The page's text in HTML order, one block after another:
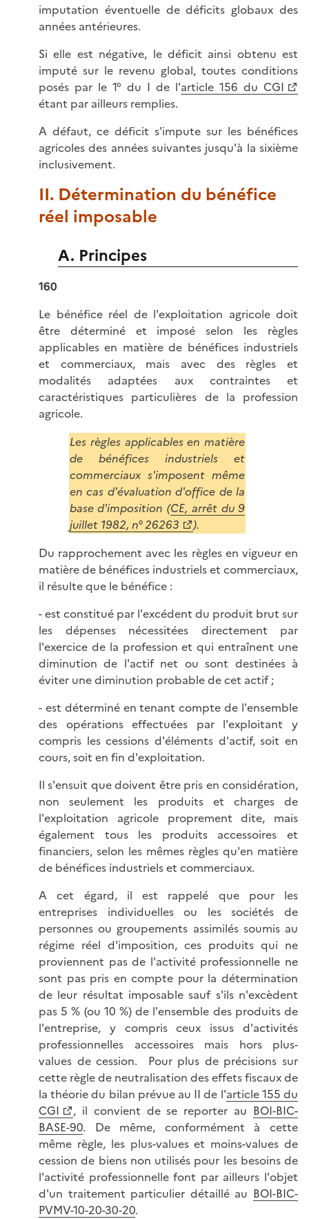
imputation éventuelle de déficits globaux des
années antérieures.
Si elle est négative, le déficit ainsi obtenu est
imputé sur le revenu global, toutes conditions
posés par le 1° du I de l'article 156 du CGI
étant par ailleurs remplies.
A défaut, ce déficit s'impute sur les bénéfices
agricoles des années suivantes jusqu'à la sixième
inclusivement.
II. Détermination du bénéfice
réel imposable
A. Principes
160
Le bénéfice réel de l'exploitation agricole doit
être déterminé et imposé selon les règles
applicables en matière de bénéfices industriels
et commerciaux, mais avec des règles et
modalités adaptées aux contraintes et
caractéristiques particulières de la profession
agricole.
Les règles applicables en matière
de bénéfices industriels et
commerciaux s'imposent même
en cas d'évaluation d'office de la
base d'imposition (CE, arrêt du 9
juillet 1982, n° 26263
).
Du rapprochement avec les règles en vigueur en
matière de bénéfices industriels et commerciaux,
il résulte que le bénéfice :
- est constitué par l'excédent du produit brut sur
les dépenses nécessitées directement par
l'exercice de la profession et qui entraînent une
diminution de l'actif net ou sont destinées à
éviter une diminution probable de cet actif ;
- est déterminé en tenant compte de l'ensemble
des opérations effectuées par l'exploitant y
compris les cessions d'éléments d'actif, soit en
cours, soit en fin d'exploitation.
Il s'ensuit que doivent être pris en considération,
non seulement les produits et charges de
l'exploitation agricole proprement dite, mais
également tous les produits accessoires et
financiers, selon les mêmes règles qu'en matière
de bénéfices industriels et commerciaux.
A cet égard, il est rappelé que pour les
entreprises individuelles ou les sociétés de
personnes ou groupements assimilés soumis au
régime réel d'imposition, ces produits qui ne
proviennent pas de l'activité professionnelle ne
sont pas pris en compte pour la détermination
de leur résultat imposable sauf s'ils n'excèdent
pas 5 % (ou 10 %) de l'ensemble des produits de
l'entreprise, y compris ceux issus d'activités
professionnelles accessoires mais hors plus-
values de cession. Pour plus de précisions sur
cette règle de neutralisation des effets fiscaux de
la théorie du bilan prévue au II de l'article 155 du
CGI
, il convient de se reporter au BOI-BIC-
BASE-90. De même, conformément à cette
même règle, les plus-values et moins-values de
cession de biens non utilisés pour les besoins de
l'activité professionnelle font par ailleurs l'objet
d'un traitement particulier détaillé au BOI-BIC-
PVMV-10-20-30-20.